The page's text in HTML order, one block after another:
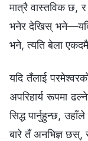
मात्रै वास्तविक छ,
भनेर देखिस् भने—यदि
भने, त्यति बेला
यदि तँलाई
अपरिहार्य रूपमा
सिद्ध पार्नुहुन्छ,
बारे तँ अनभिज्ञ छस्,